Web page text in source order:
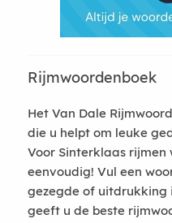
Rijmwoordenboek
Het Van Dale
die u helpt om leuke
Voor Sinterklaas rijmen
eenvoudig! Vul een
gezegde of uitdrukking
geeft u de beste